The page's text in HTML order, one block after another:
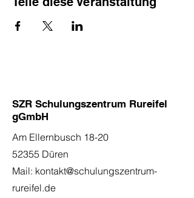
SZR Schulungszentrum Rureifel
gGmbH
Am Ellernbusch 18-20
52355 Düren
Mail: kontakt@schulungszentrum-
rureifel.de